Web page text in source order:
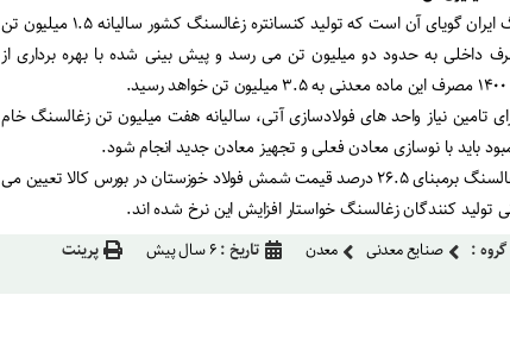
آمارهای انجمن زغالسنگ ایران گویای آن است که تولید کنسانتره زغالسنگ کشور سالیانه ۱.۵ میلیون تن
داخلی به حدود دو میلیون تن می رسد و پیش بینی شده با بهره برداری از
تامین نیاز واحد های فولادسازی آتی، سالیانه هفت میلیون تن زغالسنگ خام
باید با نوسازی معادن فعلی و تجهیز معادن جدید انجام شود.
قیمت پایه کنسانتره زغالسنگ برمبنای ۲۶.۵ درصد قیمت شمش فولاد خوزستان در بورس کالا تعیین می
تولید کنندگان زغالسنگ خواستار افزایش این نرخ شده اند.
گروه : صنایع معدنی معدن تاریخ :۶ سال پیش
پرینت